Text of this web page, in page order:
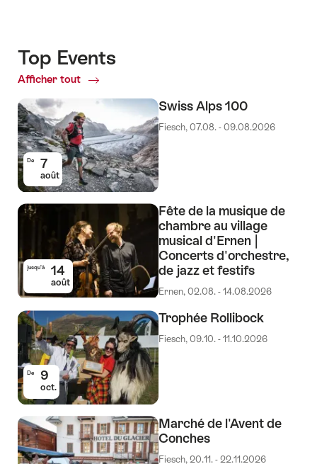
Top Events
Afficher tout
Top
De 7
août
Swiss Alps 100
Fiesch, 07.08. - 09.08.2026
jusqu’à 14
août
Fête de la musique de
chambre au village
musical d'Ernen |
Concerts d'orchestre,
de jazz et festifs
Ernen, 02.08. - 14.08.2026
De 9
oct.
Trophée Rollibock
Fiesch, 09.10. - 11.10.2026
Marché de l'Avent de
Conches
Fiesch, 20.11. - 22.11.2026